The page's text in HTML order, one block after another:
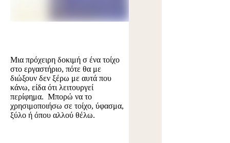
Μια πρόχειρη δοκιμή σ ένα τοίχο
στο εργαστήριο, πότε θα με
διώξουν δεν ξέρω με αυτά που
κάνω, είδα ότι λειτουργεί
περίφημα. Μπορώ να το
χρησιμοποιήσω σε τοίχο, ύφασμα,
ξύλο ή όπου αλλού θέλω.